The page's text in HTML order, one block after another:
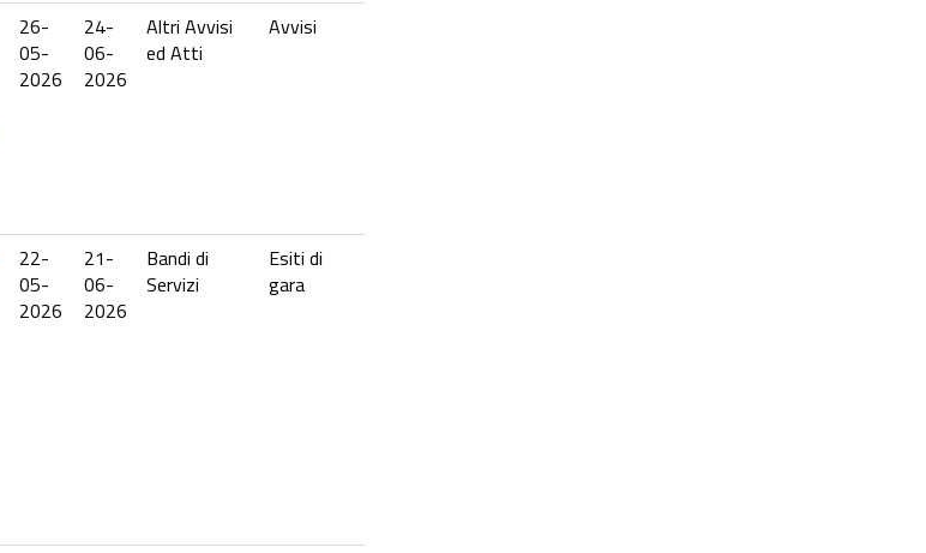
26-
05-
2026
24-
06-
2026
Altri Avvisi
ed Atti
Avvisi
22-
05-
2026
21-
06-
2026
Bandi di
Servizi
Esiti di
gara